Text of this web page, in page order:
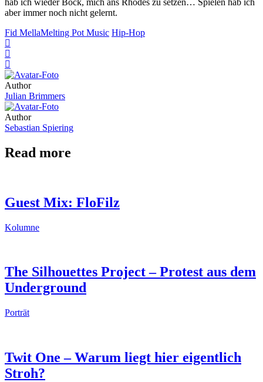
aber immer noch nicht gelernt.
Fid MellaMelting Pot Music Hip-Hop
Author
Julian Brimmers
Author
Sebastian Spiering
Read more
Guest Mix: FloFilz
Kolumne
The Silhouettes Project – Protest aus dem
Underground
Porträt
Twit One – Warum liegt hier eigentlich
Stroh?